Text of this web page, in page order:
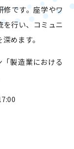
です。座学やワ
行い、コミュニ
めます。
製造業における